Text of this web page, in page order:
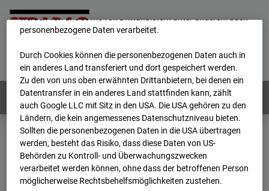
Deutsch / English
Webcams: Alle Länder
Home
Deutschland
BC-173 - BV-Gefahrenabwehrzentrum Oberursel
Archiv
2026 07 08 15:30
werden von uns sowie von Drittanbietern unter anderem auch
personenbezogene Daten verarbeitet.
Durch Cookies können die personenbezogenen Daten auch in
ein anderes Land transferiert und dort gespeichert werden.
Zu den von uns oben erwähnten Drittanbietern, bei denen ein
Datentransfer in ein anderes Land stattfinden kann, zählt
auch Google LLC mit Sitz in den USA. Die USA gehören zu den
Ländern, die kein angemessenes Datenschutzniveau bieten.
Sollten die personenbezogenen Daten in die USA übertragen
werden, besteht das Risiko, dass diese Daten von US-
Behörden zu Kontroll- und Überwachungszwecken
verarbeitet werden können, ohne dass der betroffenen Person
möglicherweise Rechtsbehelfsmöglichkeiten zustehen.